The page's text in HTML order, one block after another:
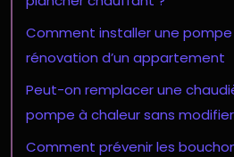
Comment installer une pompe
rénovation d’un appartement
Peut-on remplacer une
pompe à chaleur sans
Comment prévenir les